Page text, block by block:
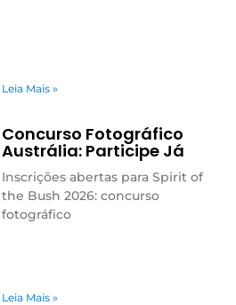
Leia Mais »
Concurso Fotográfico
Austrália: Participe Já
Inscrições abertas para Spirit of
the Bush 2026: concurso
fotográfico
Leia Mais »